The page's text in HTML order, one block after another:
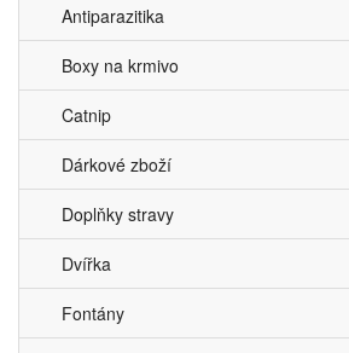
Antiparazitika
Boxy na krmivo
Catnip
Dárkové zboží
Doplňky stravy
Dvířka
Fontány